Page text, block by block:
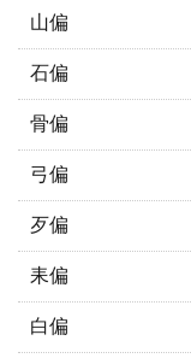
山偏
石偏
骨偏
弓偏
歹偏
耒偏
白偏